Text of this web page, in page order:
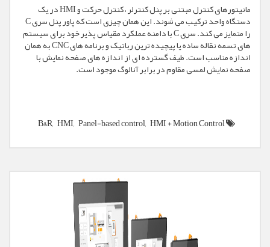
مانیتورهای کنترل مبتنی بر پنل کنترلر ، کنترل حرکت و HMI در یک
دستگاه واحد ترکیب می شوند. این همان چیزی است که پاور پنل سری C
را متمایز می کند. سری C با دامنه عملکرد مقیاس پذیر خود برای سیستم
های تسمه نقاله ساده یا پیچیده ترین رباتیک و برنامه های CNC به همان
اندازه مناسب است. طیف گسترده ای از اندازه های صفحه نمایش با
صفحه نمایش لمسی مقاوم در برابر آنالوگ موجود است.
B&R, HMI, Panel-based control, HMI + Motion Control